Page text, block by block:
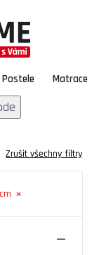
Postele Matrace
Zrušit všechny filtry